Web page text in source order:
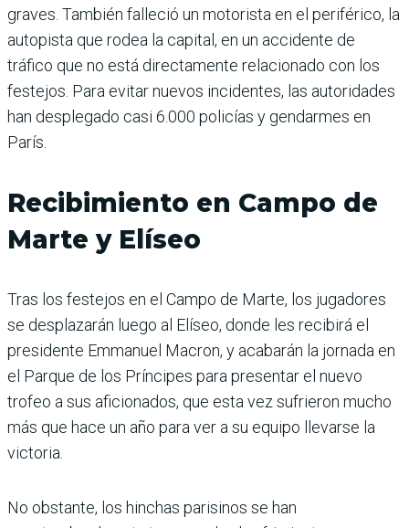
graves. También falleció un motorista en el periférico, la
autopista que rodea la capital, en un accidente de
tráfico que no está directamente relacionado con los
festejos. Para evitar nuevos incidentes, las autoridades
han desplegado casi 6.000 policías y gendarmes en
París.
Recibimiento en Campo de
Marte y Elíseo
Tras los festejos en el Campo de Marte, los jugadores
se desplazarán luego al Elíseo, donde les recibirá el
presidente Emmanuel Macron, y acabarán la jornada en
el Parque de los Príncipes para presentar el nuevo
trofeo a sus aficionados, que esta vez sufrieron mucho
más que hace un año para ver a su equipo llevarse la
victoria.
No obstante, los hinchas parisinos se han